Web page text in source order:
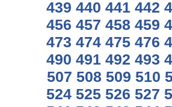
439 440 441 442
456 457 458 459
473 474 475 476
490 491 492 493
507 508 509 510
524 525 526 527